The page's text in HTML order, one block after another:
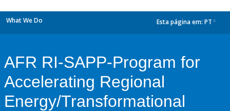
What We Do Esta página em: PT
AFR RI-SAPP-Program for
Accelerating Regional
Energy/Transformational